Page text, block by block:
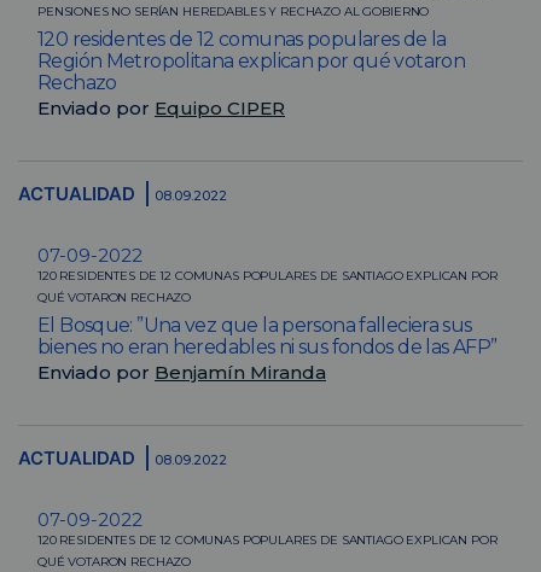
PENSIONES NO SERÍAN HEREDABLES Y RECHAZO AL GOBIERNO
120 residentes de 12 comunas populares de la
Región Metropolitana explican por qué votaron
Rechazo
Enviado por Equipo CIPER
ACTUALIDAD 08.09.2022
07-09-2022
120 RESIDENTES DE 12 COMUNAS POPULARES DE SANTIAGO EXPLICAN POR
QUÉ VOTARON RECHAZO
El Bosque: ”Una vez que la persona falleciera sus
bienes no eran heredables ni sus fondos de las AFP”
Enviado por Benjamín Miranda
ACTUALIDAD 08.09.2022
07-09-2022
120 RESIDENTES DE 12 COMUNAS POPULARES DE SANTIAGO EXPLICAN POR
QUÉ VOTARON RECHAZO